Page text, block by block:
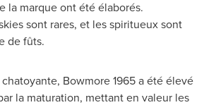
la marque ont été élaborés.
sont rares, et les spiritueux sont
de fûts.
Bowmore 1965 a été élevé
la maturation, mettant en valeur les